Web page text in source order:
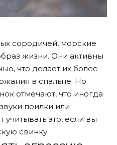
сородичей, морские
жизни. Они активны
что делает их более
в спальне. Но
отмечают, что иногда
поилки или
учитывать это, если вы
свинку.